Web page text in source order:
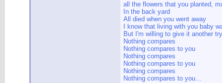
all the flowers that you planted,
In the back yard
All died when you went away
I know that living with you baby
But I'm willing to give it another try
Nothing compares
Nothing compares to you
Nothing compares
Nothing compares to you
Nothing compares
Nothing compares to you...